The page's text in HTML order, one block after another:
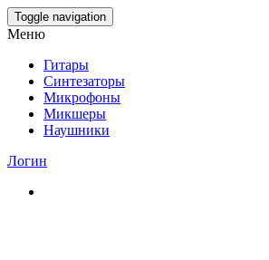
Skip
to
content
Toggle navigation
Меню
Гитары
Синтезаторы
Микрофоны
Микшеры
Наушники
Логин